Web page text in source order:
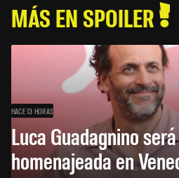
MÁS EN SPOILER
HACE 13 HORAS
Luca Guadagnino
homenajeada en